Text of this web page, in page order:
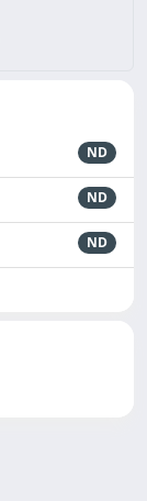
ND
ND
ND